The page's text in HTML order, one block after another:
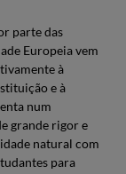
parte das
Europeia vem
à
e à
num
grande rigor e
natural com
para